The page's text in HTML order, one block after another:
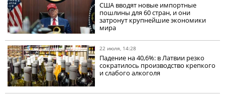
США вводят новые импортные
пошлины для 60 стран, и они
затронут крупнейшие экономики
мира
22 июля, 14:28
Падение на 40,6%: в Латвии резко
сократилось производство крепкого
и слабого алкоголя